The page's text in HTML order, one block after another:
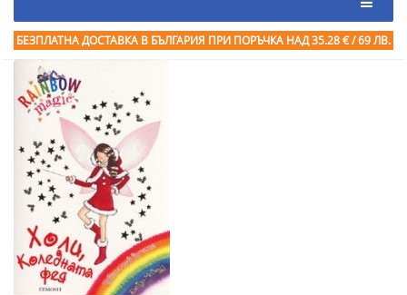
БЕЗПЛАТНА ДОСТАВКА В БЪЛГАРИЯ ПРИ ПОРЪЧКА НАД 35.28 € / 69 ЛВ.